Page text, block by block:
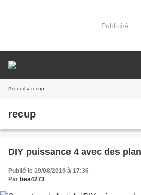
Publicité
Accueil » recup
recup
DIY puissance 4 avec des
Publié le 19/08/2019 à 17:36
Par bea4273